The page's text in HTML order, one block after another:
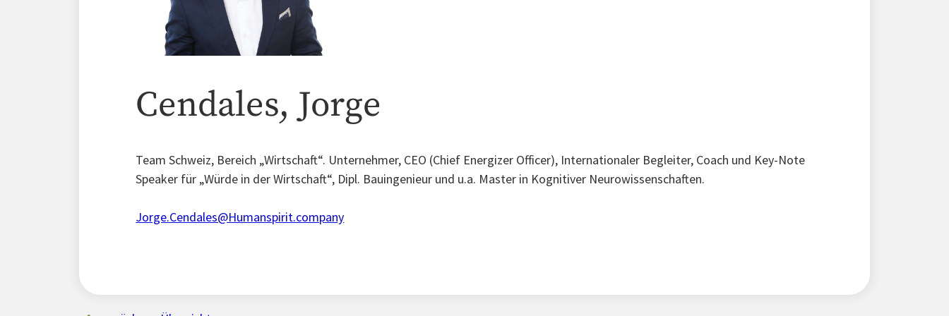
Cendales, Jorge
Team Schweiz, Bereich „Wirtschaft“. Unternehmer, CEO (Chief Energizer Officer), Internationaler Begleiter, Coach und Key-Note
Speaker für „Würde in der Wirtschaft“, Dipl. Bauingenieur und u.a. Master in Kognitiver Neurowissenschaften.
Jorge.Cendales@Humanspirit.company